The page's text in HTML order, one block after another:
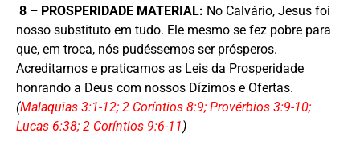
8 – PROSPERIDADE MATERIAL: No Calvário, Jesus foi
nosso substituto em tudo. Ele mesmo se fez pobre para
que, em troca, nós pudéssemos ser prósperos.
Acreditamos e praticamos as Leis da Prosperidade
honrando a Deus com nossos Dízimos e Ofertas.
(Malaquias 3:1-12; 2 Coríntios 8:9; Provérbios 3:9-10;
Lucas 6:38; 2 Coríntios 9:6-11)